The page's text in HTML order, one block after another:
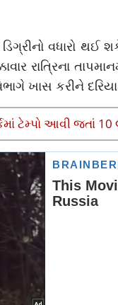
વધારો
રાત્રિના
ખાસ કરીને
ટેમ્પો આવી જતાં 10